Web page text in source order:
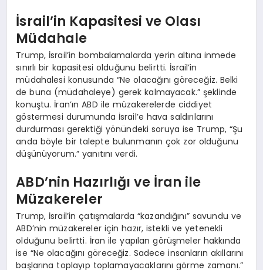
İsrail’in Kapasitesi ve Olası
Müdahale
Trump, İsrail’in bombalamalarda yerin altına inmede
sınırlı bir kapasitesi olduğunu belirtti. İsrail’in
müdahalesi konusunda “Ne olacağını göreceğiz. Belki
de buna (müdahaleye) gerek kalmayacak.” şeklinde
konuştu. İran’ın ABD ile müzakerelerde ciddiyet
göstermesi durumunda İsrail’e hava saldırılarını
durdurması gerektiği yönündeki soruya ise Trump, “Şu
anda böyle bir talepte bulunmanın çok zor olduğunu
düşünüyorum.” yanıtını verdi.
ABD’nin Hazırlığı ve İran ile
Müzakereler
Trump, İsrail’in çatışmalarda “kazandığını” savundu ve
ABD’nin müzakereler için hazır, istekli ve yetenekli
olduğunu belirtti. İran ile yapılan görüşmeler hakkında
ise “Ne olacağını göreceğiz. Sadece insanların akıllarını
başlarına toplayıp toplamayacaklarını görme zamanı.”